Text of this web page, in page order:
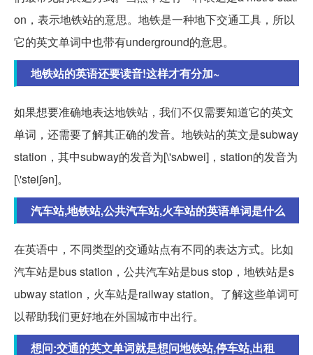
on，表示地铁站的意思。地铁是一种地下交通工具，所以
它的英文单词中也带有underground的意思。
地铁站的英语还要读音!这样才有分加~
如果想要准确地表达地铁站，我们不仅需要知道它的英文
单词，还需要了解其正确的发音。地铁站的英文是subway
station，其中subway的发音为[\'sʌbwei]，station的发音为
[\'stei∫ən]。
汽车站,地铁站,公共汽车站,火车站的英语单词是什么
在英语中，不同类型的交通站点有不同的表达方式。比如
汽车站是bus station，公共汽车站是bus stop，地铁站是s
ubway station，火车站是railway station。了解这些单词可
以帮助我们更好地在外国城市中出行。
想问:交通的英文单词就是想问地铁站,停车站,出租